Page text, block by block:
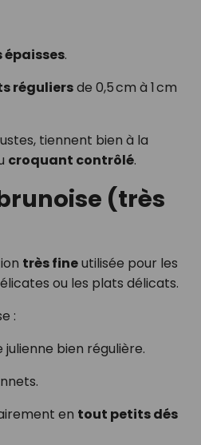
.
réguliersde 0,5 cm à 1 cm
tiennent bien à la
croquant contrôlé.
(très
très fineutilisée pour les
ou les plats délicats.
:
bien régulière.
en tout petits dés